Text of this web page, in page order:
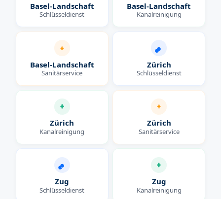
Basel-Landschaft
Schlüsseldienst
Basel-Landschaft
Kanalreinigung
Basel-Landschaft
Sanitärservice
Zürich
Schlüsseldienst
Zürich
Kanalreinigung
Zürich
Sanitärservice
Zug
Schlüsseldienst
Zug
Kanalreinigung